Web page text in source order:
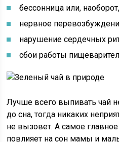
бессонница или,
нервное
нарушение сердечных
сбои работы
Лучше всего выпивать чай
до сна, тогда никаких
не вызовет. А самое
повлияет на сон мамы и